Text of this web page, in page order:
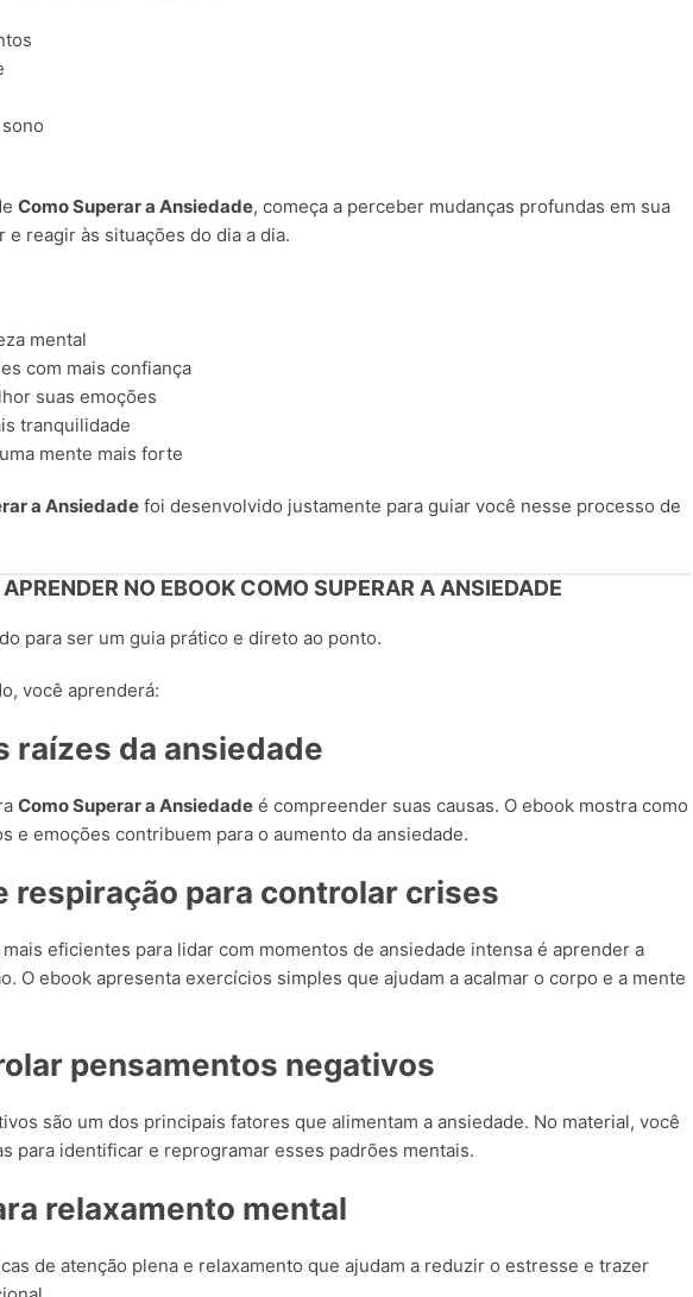
Como Superar a Ansiedade, começa a perceber mudanças profundas em sua
e reagir às situações do dia a dia.
mental
com mais confiança
suas emoções
tranquilidade
mente mais forte
a Ansiedade foi desenvolvido justamente para guiar você nesse processo de
NO EBOOK COMO SUPERAR A ANSIEDADE
para ser um guia prático e direto ao ponto.
você aprenderá:
raízes da ansiedade
Como Superar a Ansiedade é compreender suas causas. O ebook mostra como
e emoções contribuem para o aumento da ansiedade.
respiração para controlar crises
eficientes para lidar com momentos de ansiedade intensa é aprender a
O ebook apresenta exercícios simples que ajudam a acalmar o corpo e a mente
pensamentos negativos
são um dos principais fatores que alimentam a ansiedade. No material, você
para identificar e reprogramar esses padrões mentais.
relaxamento mental
de atenção plena e relaxamento que ajudam a reduzir o estresse e trazer